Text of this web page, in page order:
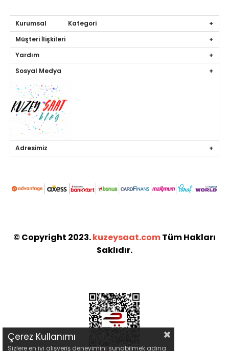
Kurumsal Kategori
Müşteri İlişkileri
Yardım
Sosyal Medya
Adresimiz
© Copyright 2023.kuzeysaat.comTüm Hakları
Saklıdır.
Çerez Kullanımı
Sizlere en iyi alışveriş deneyimini sunabilmek adına